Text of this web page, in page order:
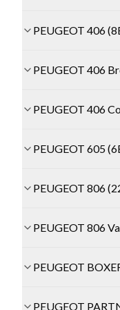
PEUGEOT 406
PEUGEOT 406
PEUGEOT 406
PEUGEOT 605
PEUGEOT 806
PEUGEOT 806
PEUGEOT
PEUGEOT